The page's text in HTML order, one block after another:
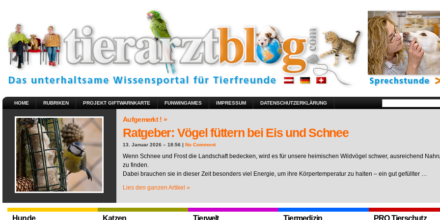
HOME RUBRIKEN PROJEKT GIFTWARNKARTE FUNWINGAMES IMPRESSUM DATENSCHUTZERKLÄRUNG
Aufgemerkt ! »
Ratgeber: Vögel füttern bei Eis und Schnee
13. Januar 2026 – 18:56 | No Comment
Wenn Schnee und Frost die Landschaft bedecken, wird es für unsere heimischen Wildvögel schwer, ausreichend
zu finden.
Dabei brauchen sie in dieser Zeit besonders viel Energie, um ihre Körpertemperatur zu halten – ein gut gefüllter …
Lies den ganzen Artikel »
Hunde Katzen Tierwelt Tiermedizin PRO Tierschutz